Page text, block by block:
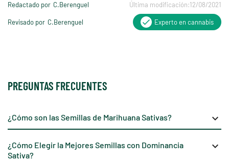
Redactado por C.Berenguel Última modificación:12/08/2021
Revisado por C.Berenguel Experto en cannabis
PREGUNTAS FRECUENTES
¿Cómo son las Semillas de Marihuana Sativas? keyboard_arrow_down
¿Cómo Elegir la Mejores Semillas con Dominancia
Sativa?
keyboard_arrow_down